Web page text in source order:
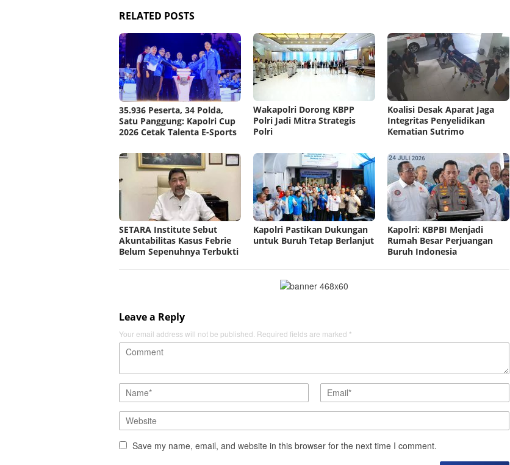
RELATED POSTS
35.936 Peserta, 34 Polda,
Satu Panggung: Kapolri Cup
2026 Cetak Talenta E-Sports
Wakapolri Dorong KBPP
Polri Jadi Mitra Strategis
Polri
Koalisi Desak Aparat Jaga
Integritas Penyelidikan
Kematian Sutrimo
SETARA Institute Sebut
Akuntabilitas Kasus Febrie
Belum Sepenuhnya Terbukti
Kapolri Pastikan Dukungan
untuk Buruh Tetap Berlanjut
Kapolri: KBPBI Menjadi
Rumah Besar Perjuangan
Buruh Indonesia
Leave a Reply
Your email address will not be published. Required fields are marked *
Save my name, email, and website in this browser for the next time I comment.